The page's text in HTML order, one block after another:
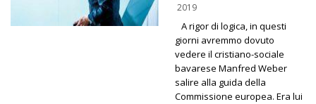
2019
A rigor di logica, in questi
giorni avremmo dovuto
vedere il cristiano-sociale
bavarese Manfred Weber
salire alla guida della
Commissione europea. Era lui